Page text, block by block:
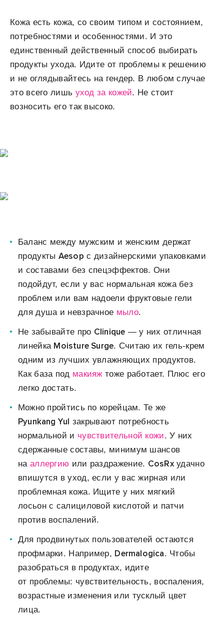
Кожа есть кожа, со своим типом и состоянием,
потребностями и особенностями. И это
единственный действенный способ выбирать
продукты ухода. Идите от проблемы к решению
и не оглядывайтесь на гендер. В любом случае
это всего лишь уход за кожей. Не стоит
возносить его так высоко.
Баланс между мужским и женским держат
продукты Aesop с дизайнерскими упаковками
и составами без спецэффектов. Они
подойдут, если у вас нормальная кожа без
проблем или вам надоели фруктовые гели
для душа и невзрачное мыло.
Не забывайте про Clinique — у них отличная
линейка Moisture Surge. Считаю их гель-крем
одним из лучших увлажняющих продуктов.
Как база под макияж тоже работает. Плюс его
легко достать.
Можно пройтись по корейцам. Те же
Pyunkang Yul закрывают потребность
нормальной и чувствительной кожи. У них
сдержанные составы, минимум шансов
на аллергию или раздражение. CosRxудачно
впишутся в уход, если у вас жирная или
проблемная кожа. Ищите у них мягкий
лосьон с салициловой кислотой и патчи
против воспалений.
Для продвинутых пользователей остаются
профмарки. Например, Dermalogica. Чтобы
разобраться в продуктах, идите
от проблемы: чувствительность, воспаления,
возрастные изменения или тусклый цвет
лица.